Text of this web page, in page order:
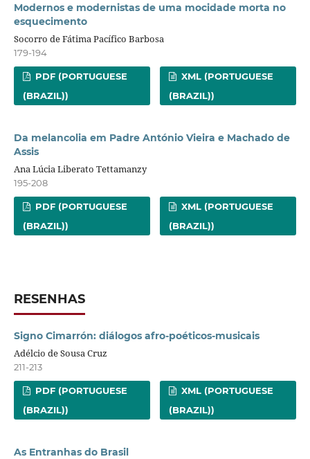
Modernos e modernistas de uma mocidade morta no
esquecimento
Socorro de Fátima Pacífico Barbosa
179-194
PDF (PORTUGUESE
(BRAZIL))
XML (PORTUGUESE
(BRAZIL))
Da melancolia em Padre António Vieira e Machado de
Assis
Ana Lúcia Liberato Tettamanzy
195-208
PDF (PORTUGUESE
(BRAZIL))
XML (PORTUGUESE
(BRAZIL))
RESENHAS
Signo Cimarrón: diálogos afro-poéticos-musicais
Adélcio de Sousa Cruz
211-213
PDF (PORTUGUESE
(BRAZIL))
XML (PORTUGUESE
(BRAZIL))
As Entranhas do Brasil